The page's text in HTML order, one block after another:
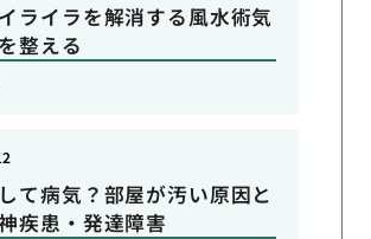
ライラを解消する風水術気
整える
て病気？部屋が汚い原因と
疾患・発達障害